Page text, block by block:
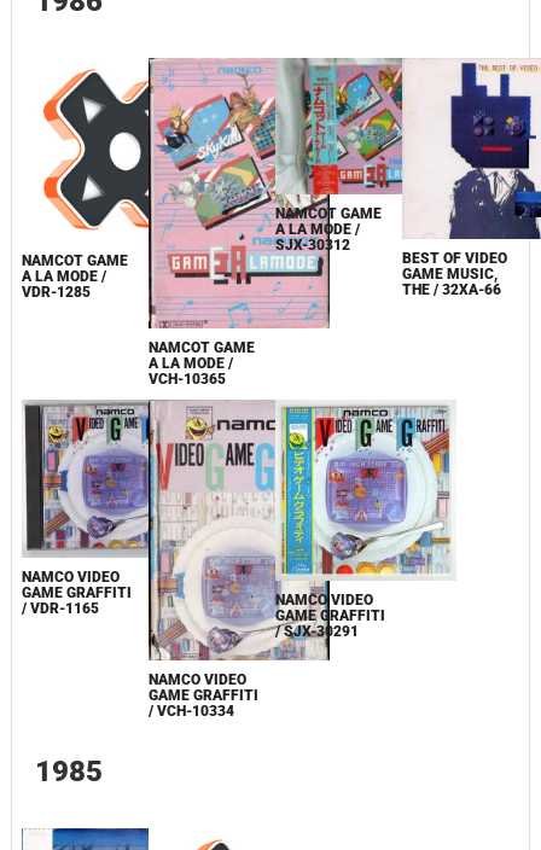
NAMCOT GAME
A LA MODE /
VDR-1285
NAMCOT GAME
A LA MODE /
VCH-10365
NAMCOT GAME
A LA MODE /
SJX-30312
BEST OF VIDEO
GAME MUSIC,
THE / 32XA-66
NAMCO VIDEO
GAME GRAFFITI
/ VDR-1165
NAMCO VIDEO
GAME GRAFFITI
/ VCH-10334
NAMCO VIDEO
GAME GRAFFITI
/ SJX-30291
1985